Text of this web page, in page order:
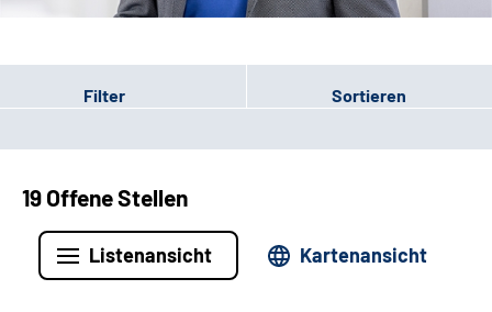
Filter Sortieren
19 Offene Stellen
Listenansicht Kartenansicht